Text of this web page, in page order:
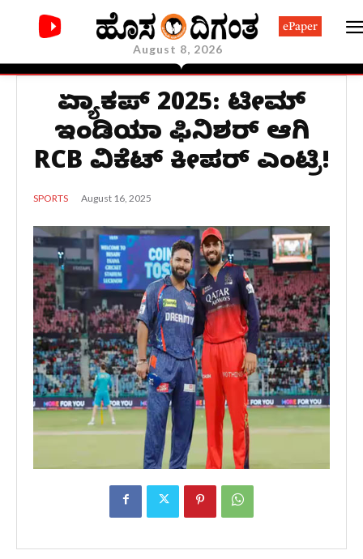
August 8, 2026
ePaper
ಏಷ್ಯಾಕಪ್ 2025: ಟೀಮ್
ಇಂಡಿಯಾ ಫಿನಿಶರ್ ಆಗಿ
RCB ವಿಕೆಟ್ ಕೀಪರ್ ಎಂಟ್ರಿ!
SPORTS August 16, 2025